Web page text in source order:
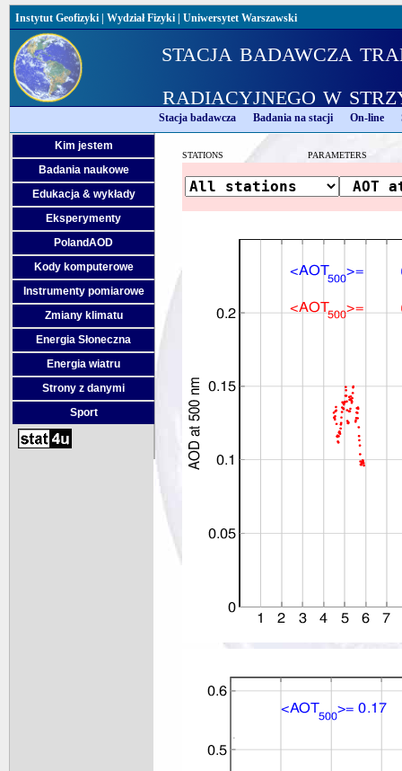
Instytut Geofizyki | Wydział Fizyki | Uniwersytet Warszawski
stacja badawcza
radiacyjnego w
Stacja badawcza Badania na stacji On-line
Kim jestem
Badania naukowe
Edukacja & wykłady
Eksperymenty
PolandAOD
Kody komputerowe
Instrumenty pomiarowe
Zmiany klimatu
Energia Słoneczna
Energia wiatru
Strony z danymi
Sport
STATIONS PARAMETERS